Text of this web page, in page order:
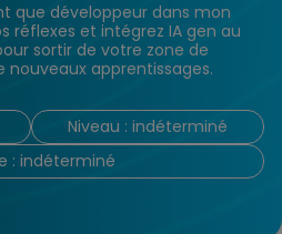
que développeur dans mon
réflexes et intégrez IA gen au
sortir de votre zone de
apprentissages.
Niveau : indéterminé
: indéterminé